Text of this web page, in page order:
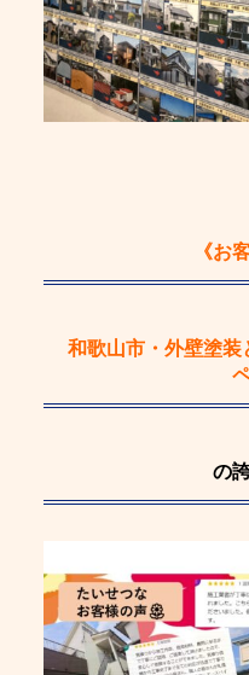
《お
和歌山市・外壁塗装
の